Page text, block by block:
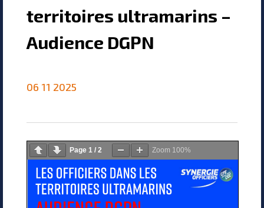
territoires ultramarins –
Audience DGPN
06 11 2025
Page 1 / 2 Zoom 100%